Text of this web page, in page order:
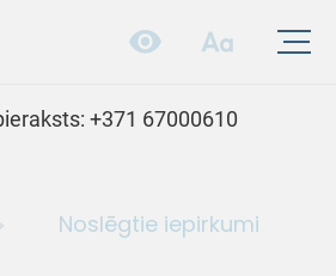
+371 67000610
Noslēgtie iepirkumi